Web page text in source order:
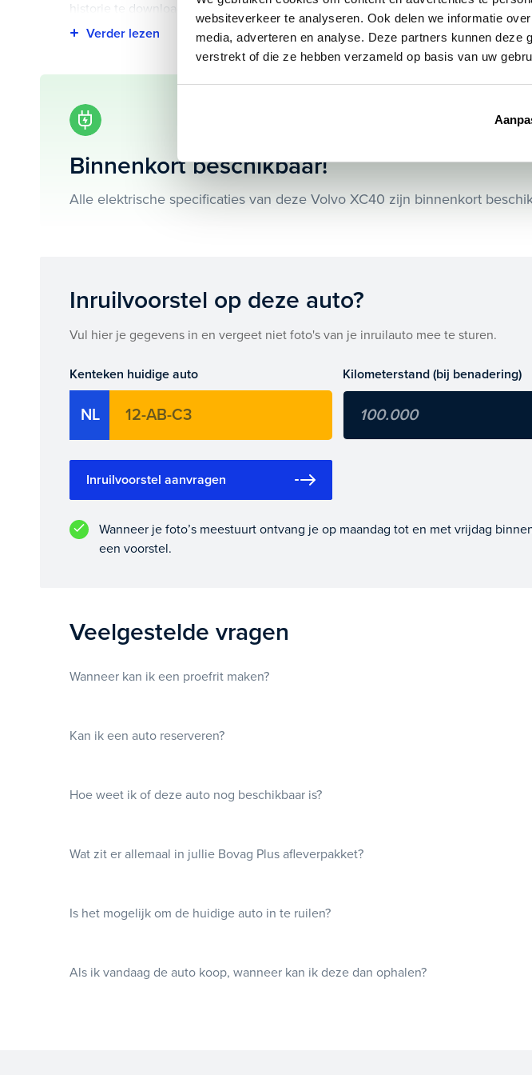
websiteverkeer te analyseren. Ook delen we informatie
media, adverteren en analyse. Deze partners kunnen
verstrekt of die ze hebben verzameld op basis van uw
historie te downloaden.
Highlights van deze Volvo zijn onder andere apple carplay/android auto, audio
Je koopt hem voor € 0,- maar je kan deze Volvo XC40 ook bij ons financieren of
Binnenkort beschikbaar!
Alle elektrische specificaties van deze Volvo XC40 zijn binnenkort
Inruilvoorstel op deze auto?
Vul hier je gegevens in en vergeet niet foto's van je inruilauto mee te sturen.
Kenteken huidige auto
NL
Kilometerstand (bij benadering)
Inruilvoorstel aanvragen
Wanneer je foto’s meestuurt ontvang je op maandag tot en met vrijdag
een voorstel.
Veelgestelde vragen
Wanneer kan ik een proefrit maken?
Kan ik een auto reserveren?
Hoe weet ik of deze auto nog beschikbaar is?
Wat zit er allemaal in jullie Bovag Plus afleverpakket?
Is het mogelijk om de huidige auto in te ruilen?
Als ik vandaag de auto koop, wanneer kan ik deze dan ophalen?